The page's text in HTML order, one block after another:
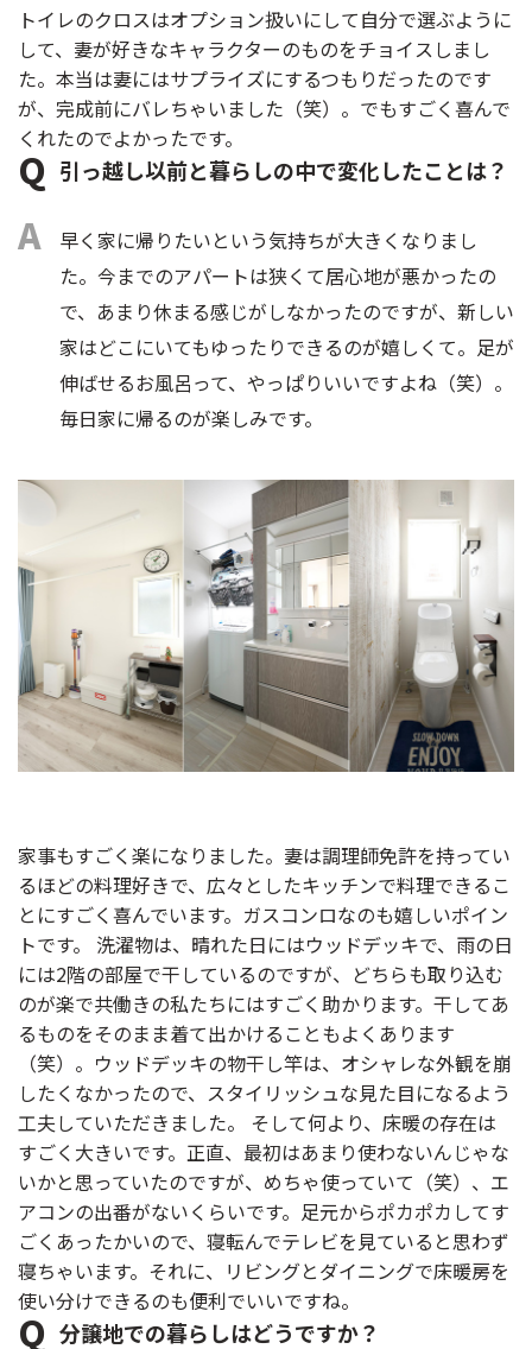
トイレのクロスはオプション扱いにして自分で選ぶように
して、妻が好きなキャラクターのものをチョイスしまし
た。本当は妻にはサプライズにするつもりだったのです
が、完成前にバレちゃいました（笑）。でもすごく喜んで
くれたのでよかったです。
引っ越し以前と暮らしの中で変化したことは？
早く家に帰りたいという気持ちが大きくなりまし
た。今までのアパートは狭くて居心地が悪かったの
で、あまり休まる感じがしなかったのですが、新しい
家はどこにいてもゆったりできるのが嬉しくて。足が
伸ばせるお風呂って、やっぱりいいですよね（笑）。
毎日家に帰るのが楽しみです。
家事もすごく楽になりました。妻は調理師免許を持ってい
るほどの料理好きで、広々としたキッチンで料理できるこ
とにすごく喜んでいます。ガスコンロなのも嬉しいポイン
トです。 洗濯物は、晴れた日にはウッドデッキで、雨の日
には2階の部屋で干しているのですが、どちらも取り込む
のが楽で共働きの私たちにはすごく助かります。干してあ
るものをそのまま着て出かけることもよくあります
（笑）。ウッドデッキの物干し竿は、オシャレな外観を崩
したくなかったので、スタイリッシュな見た目になるよう
工夫していただきました。 そして何より、床暖の存在は
すごく大きいです。正直、最初はあまり使わないんじゃな
いかと思っていたのですが、めちゃ使っていて（笑）、エ
アコンの出番がないくらいです。足元からポカポカしてす
ごくあったかいので、寝転んでテレビを見ていると思わず
寝ちゃいます。それに、リビングとダイニングで床暖房を
使い分けできるのも便利でいいですね。
分譲地での暮らしはどうですか？